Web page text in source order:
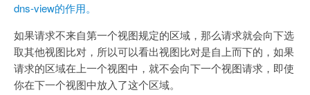
dns-view的作用。
如果请求不来自第一个视图规定的区域，那么请求就会向下选
取其他视图比对，所以可以看出视图比对是自上而下的，如果
请求的区域在上一个视图中，就不会向下一个视图请求，即使
你在下一个视图中放入了这个区域。